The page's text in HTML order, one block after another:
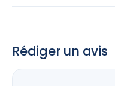
Rédiger un avis